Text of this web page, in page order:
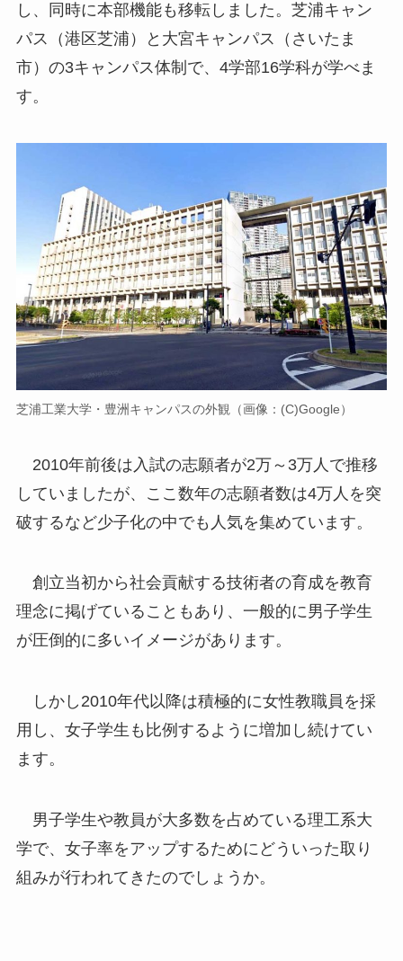
し、同時に本部機能も移転しました。芝浦キャン
パス（港区芝浦）と大宮キャンパス（さいたま
市）の3キャンパス体制で、4学部16学科が学べま
す。
芝浦工業大学・豊洲キャンパスの外観（画像：(C)Google）
2010年前後は入試の志願者が2万～3万人で推移
していましたが、ここ数年の志願者数は4万人を突
破するなど少子化の中でも人気を集めています。
創立当初から社会貢献する技術者の育成を教育
理念に掲げていることもあり、一般的に男子学生
が圧倒的に多いイメージがあります。
しかし2010年代以降は積極的に女性教職員を採
用し、女子学生も比例するように増加し続けてい
ます。
男子学生や教員が大多数を占めている理工系大
学で、女子率をアップするためにどういった取り
組みが行われてきたのでしょうか。